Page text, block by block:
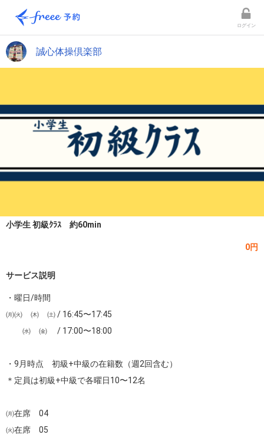
ログイン
誠心体操倶楽部
小学生 初級ｸﾗｽ 約60min
0円
サービス説明
・曜日/時間
㈪㈫　㈭　㈯ / 16:45〜17:45
㈬　㈮　 / 17:00〜18:00
・9月時点　初級+中級の在籍数（週2回含む）
＊定員は初級+中級で各曜日10〜12名
㈪在席　04
㈫在席　05